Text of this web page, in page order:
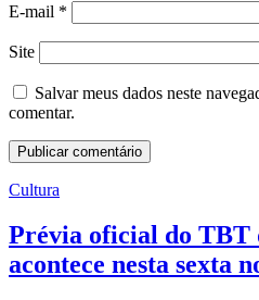
E-mail *
Site
Salvar meus dados neste
comentar.
Cultura
Prévia oficial do TBT
acontece nesta sexta